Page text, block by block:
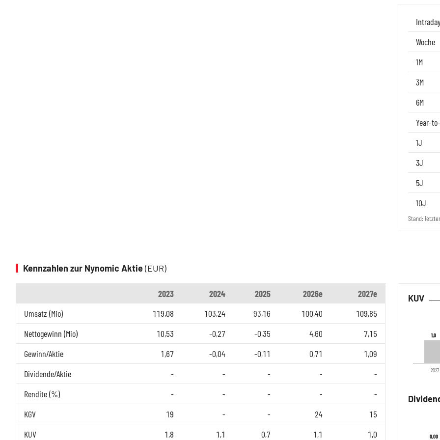
Woche
1M
3M
6M
Year-
1J
3J
5J
10J
Stand:
Kennzahlen zur Nynomic Aktie(EUR)
2023 2024 2025 2026e
2027e
Umsatz (Mio)
119,08 103,24 93,16 100,40
109,85
Nettogewinn (Mio)
10,53 -0,27 -0,35 4,60
7,15
Gewinn/Aktie
1,67 -0,04 -0,11 0,71
1,09
Dividende/Aktie
- - - -
-
Rendite (%)
- - - -
-
KGV
19 - - 24
15
KUV
1,8 1,1 0,7 1,1 1,0
KUV
1,0
1,0
2027
0,00
0,00